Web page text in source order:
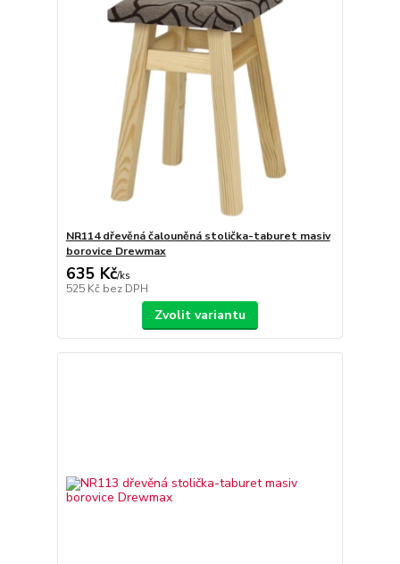
NR114 dřevěná čalouněná stolička-taburet masiv
borovice Drewmax
635 Kč/ks
525 Kč bez DPH
Zvolit variantu